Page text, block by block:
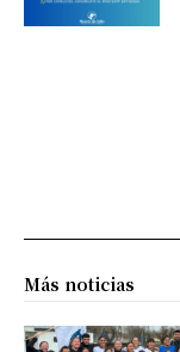
Más noticias